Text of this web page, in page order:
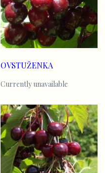
OVSTUŽENKA
Currently unavailable